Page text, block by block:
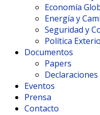
Economía
Energía y
Seguridad y
Política
Documentos
Papers
Declaraciones
Eventos
Prensa
Contacto